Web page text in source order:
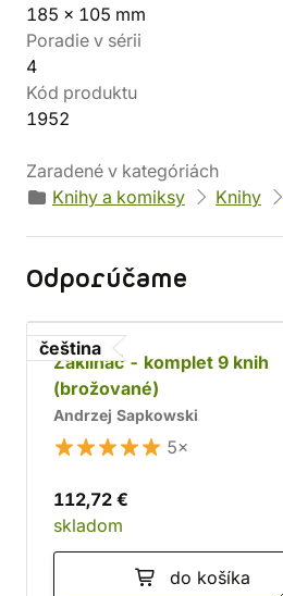
185 x 105 mm
Poradie v sérii
4
Kód produktu
1952
Zaradené v kategóriách
Knihy a komiksy
Knihy
Odporúčame
čeština
Zaklínač - komplet 9 knih
(brožované)
Andrzej Sapkowski
5×
112,72 €
skladom
do košíka